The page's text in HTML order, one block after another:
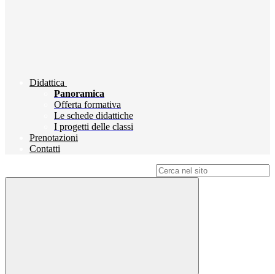
Didattica
Panoramica
Offerta formativa
Le schede didattiche
I progetti delle classi
Prenotazioni
Contatti